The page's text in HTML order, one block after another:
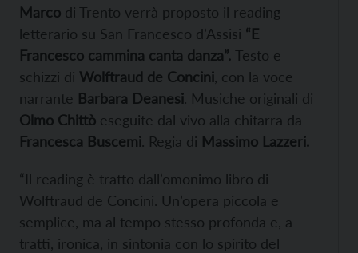
Marco di Trento verrà proposto il reading
letterario su San Francesco d’Assisi “E
Francesco cammina canta danza”. Testo e
schizzi di Wolftraud de Concini , con la voce
narrante Barbara Deanesi. Musiche originali di
Olmo Chittò eseguite dal vivo alla chitarra da
Francesca Buscemi. Regia di Massimo Lazzeri.
“Il reading è tratto dall’omonimo libro di
Wolftraud de Concini. Un’opera piccola e
semplice, ma al tempo stesso profonda e, a
tratti, ironica, in sintonia con lo spirito del